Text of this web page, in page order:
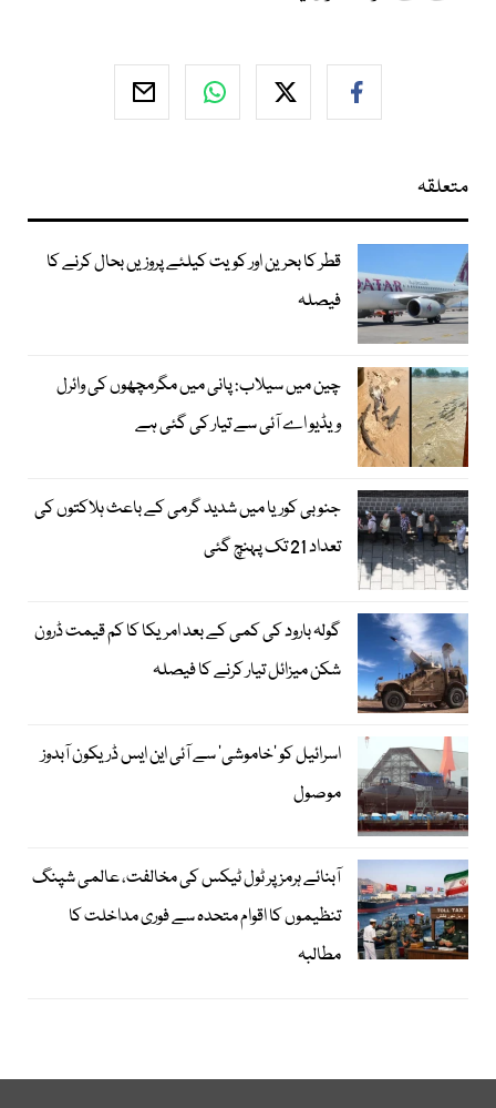
متعلقہ
قطر کا بحرین اور کویت کیلئے پروزیں بحال کرنے کا
فیصلہ
چین میں سیلاب: پانی میں مگرمچھوں کی وائرل
ویڈیو اے آئی سے تیار کی گئی ہے
جنوبی کوریا میں شدید گرمی کے باعث ہلاکتوں کی
تعداد 21 تک پہنچ گئی
گولہ بارود کی کمی کے بعد امریکا کا کم قیمت ڈرون
شکن میزائل تیار کرنے کا فیصلہ
اسرائیل کو ’خاموشی‘ سے آئی این ایس ڈریکون آبدوز
موصول
آبنائے ہرمز پر ٹول ٹیکس کی مخالفت، عالمی شپنگ
تنظیموں کا اقوام متحدہ سے فوری مداخلت کا
مطالبہ